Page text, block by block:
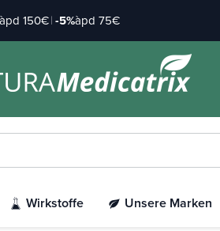
150€|-5%àpd 75€
Wirkstoffe Unsere Marken